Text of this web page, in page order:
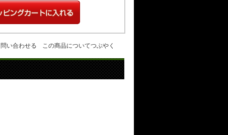
い合わせる この商品についてつぶやく